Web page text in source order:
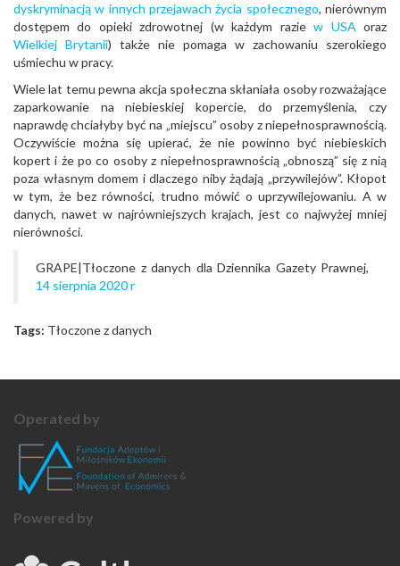
dyskryminacją w innych przejawach życia społecznego, nierównym
dostępem do opieki zdrowotnej (w każdym raziew USA oraz
Wielkiej Brytanii) także nie pomaga w zachowaniu szerokiego
uśmiechu w pracy.
Wiele lat temu pewna akcja społeczna skłaniała osoby rozważające
zaparkowanie na niebieskiej kopercie, do przemyślenia, czy
naprawdę chciałyby być na „miejscu” osoby z niepełnosprawnością.
Oczywiście można się upierać, że nie powinno być niebieskich
kopert i że po co osoby z niepełnosprawnością „obnoszą” się z nią
poza własnym domem i dlaczego niby żądają „przywilejów”. Kłopot
w tym, że bez równości, trudno mówić o uprzywilejowaniu. A w
danych, nawet w najrówniejszych krajach, jest co najwyżej mniej
nierówności.
GRAPE|Tłoczone z danych dla Dziennika Gazety Prawnej,
14 sierpnia 2020 r
Tags: Tłoczone z danych
Operated by
Powered by